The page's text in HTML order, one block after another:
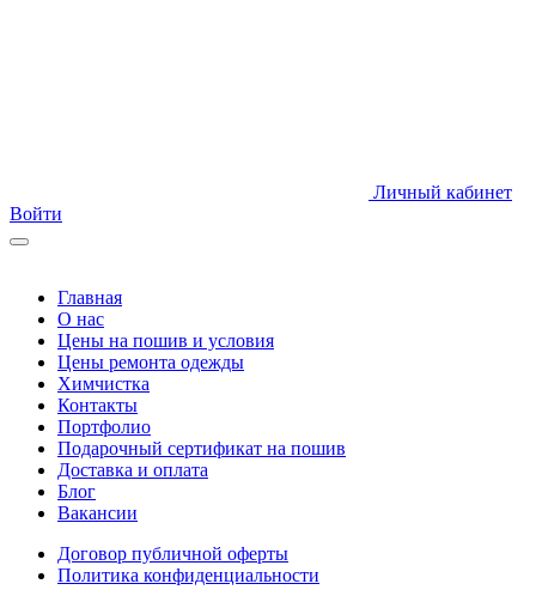
Личный кабинет
Войти
Главная
О нас
Цены на пошив и условия
Цены ремонта одежды
Химчистка
Контакты
Портфолио
Подарочный сертификат на пошив
Доставка и оплата
Блог
Вакансии
Договор публичной оферты
Политика конфиденциальности